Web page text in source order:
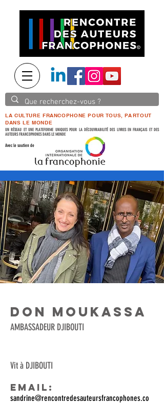
LA CULTURE FRANCOPHONE POUR TOUS, PARTOUT
DANS LE MONDE
UN RÉSEAU ET UNE PLATEFORME UNIQUES POUR LA DÉCOUVRABILITÉ DES LIVRES EN FRANÇAIS ET DES
AUTEURS FRANCOPHONES DANS LE MONDE
Avec le soutien de
DON MOUKASSA
AMBASSADEUR DJIBOUTI
Vit à DJIBOUTI
Email:
sandrine@rencontredesauteursfrancophones.co